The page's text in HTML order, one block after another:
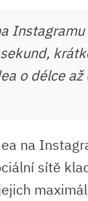
o délce
na
sítě